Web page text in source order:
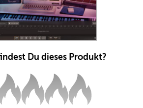
Du dieses Produkt?